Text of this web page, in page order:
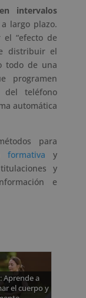
intervalos
largo plazo.
el “efecto de
distribuir el
todo de una
programen
del teléfono
automática
para
formativa y
y
e
Aprende a
el cuerpo y